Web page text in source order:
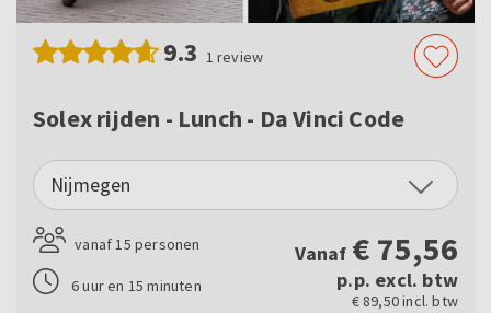
9.3 1 review
Solex rijden - Lunch - Da Vinci Code
Nijmegen
vanaf 15 personen
6 uur en 15 minuten
Vanaf € 75,56
p.p. excl. btw
€ 89,50 incl. btw